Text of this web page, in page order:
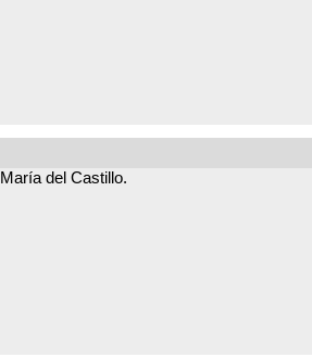
del Castillo.